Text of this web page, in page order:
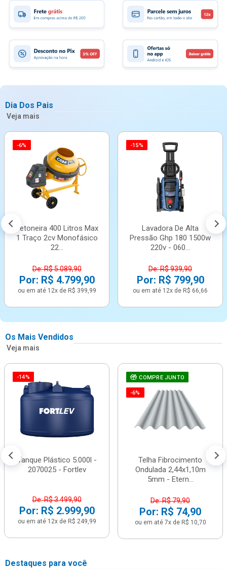
Dia Dos Pais
Veja mais
-6%
Betoneira 400 Litros Max
1 Traço 2cv Monofásico
22...
De: R$ 5.089,90
Por: R$ 4.799,90
ou em até 12x de R$ 399,99
-15%
Lavadora De Alta
Pressão Ghp 180 1500w
220v - 060...
De: R$ 939,90
Por: R$ 799,90
ou em até 12x de R$ 66,66
Os Mais Vendidos
Veja mais
-14%
Tanque Plástico 5.000l -
2070025 - Fortlev
De: R$ 3.499,90
Por: R$ 2.999,90
ou em até 12x de R$ 249,99
COMPRE JUNTO
-6%
Telha Fibrocimento
Ondulada 2,44x1,10m
5mm - Etern...
De: R$ 79,90
Por: R$ 74,90
ou em até 7x de R$ 10,70
Destaques para você